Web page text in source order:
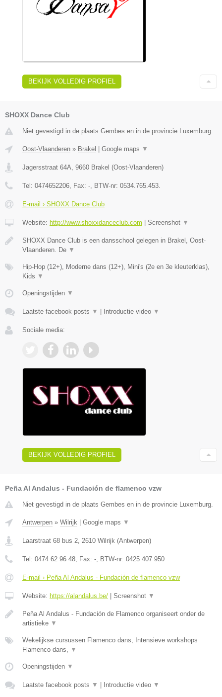
BEKIJK VOLLEDIG PROFIEL
SHOXX Dance Club
Niet gevestigd in de plaats Gembes en in de provincie Luxemburg.
Oost-Vlaanderen » Brakel | Google maps ▼
Jagersstraat 64A 9660 Brakel (Oost-Vlaanderen)
Tel: 0474652206 , Fax: - , BTW-nr: 0534.765.453.
E-mail › SHOXX Dance Club
Website: http://www.shoxxdanceclub.com | Screenshot ▼
SHOXX Dance Club is een dansschool gelegen in Brakel, Oost-
Vlaanderen. De ▼
Hip-Hop (12+), Moderne dans (12+), Mini's (2e en 3e kleuterklas),
Kids ▼
Openingstijden ▼
Laatste facebook posts ▼ | Introductie video ▼
Sociale media:
BEKIJK VOLLEDIG PROFIEL
Peña Al Andalus - Fundación de flamenco vzw
Niet gevestigd in de plaats Gembes en in de provincie Luxemburg.
Antwerpen » Wilrijk | Google maps ▼
Laarstraat 68 bus 2 2610 Wilrijk (Antwerpen)
Tel: 0474 62 96 48 , Fax: - , BTW-nr: 0425 407 950
E-mail › Peña Al Andalus - Fundación de flamenco vzw
Website: https://alandalus.be/ | Screenshot ▼
Peña Al Andalus - Fundación de Flamenco organiseert onder de
artistieke ▼
Wekelijkse cursussen Flamenco dans, Intensieve workshops
Flamenco dans,
▼
Openingstijden ▼
Laatste facebook posts ▼ | Introductie video ▼